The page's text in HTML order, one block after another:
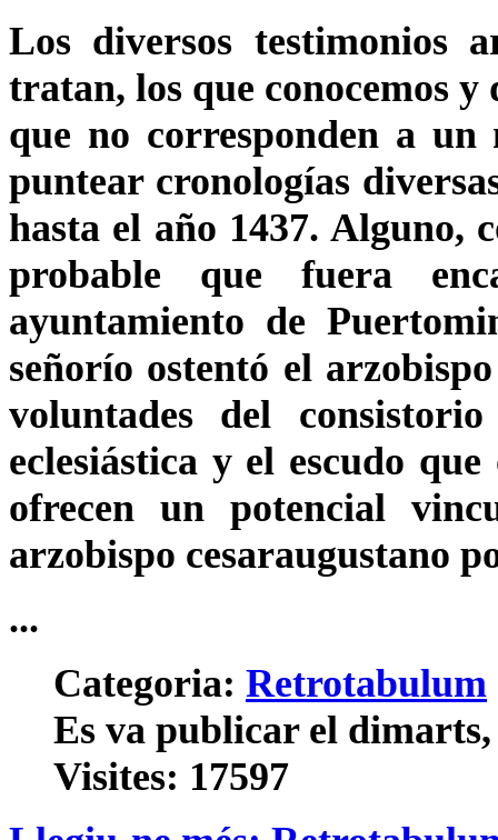
Los diversos testimonios
tratan, los que conocemos y
que no corresponden a un
puntear cronologías
hasta el año 1437. Alguno,
probable que fuera
ayuntamiento de
señorío ostentó el
voluntades del
eclesiástica y el escudo
ofrecen un potencial
arzobispo cesaraugustano
...
Categoria: Retrotabulum
Es va publicar el
Visites: 17597